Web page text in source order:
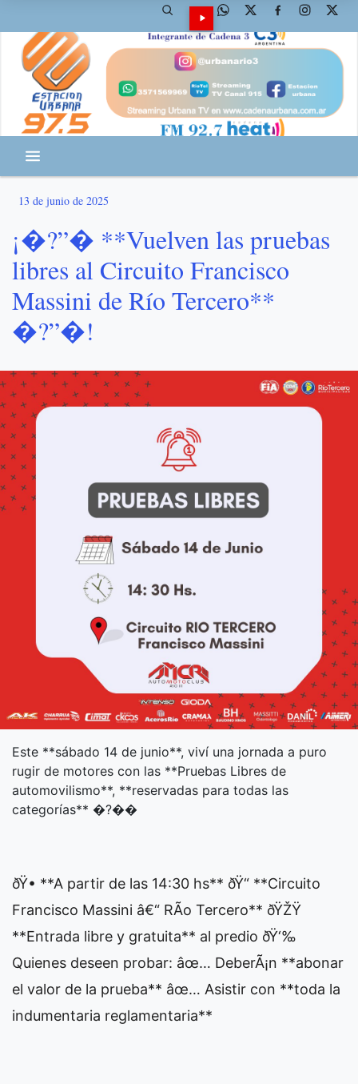
13 de junio de 2025
¡�?”� **Vuelven las pruebas
libres al Circuito Francisco
Massini de Río Tercero**
�?”�!
Este **sábado 14 de junio**, viví una jornada a puro
rugir de motores con las **Pruebas Libres de
automovilismo**, **reservadas para todas las
categorías** �?��
ðŸ• **A partir de las 14:30 hs** ðŸ“ **Circuito
Francisco Massini â€“ RÃ­o Tercero** ðŸŽŸ
**Entrada libre y gratuita** al predio ðŸ‘‰
Quienes deseen probar: âœ… DeberÃ¡n **abonar
el valor de la prueba** âœ… Asistir con **toda la
indumentaria reglamentaria**